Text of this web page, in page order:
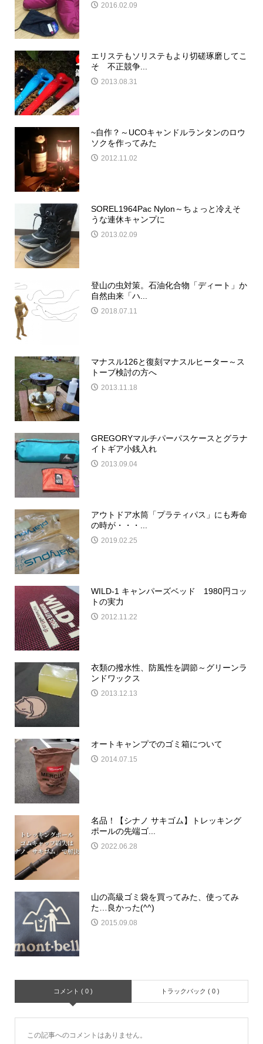
2016.02.09
エリステもソリステもより切磋琢磨してこ
そ 不正競争...
2013.08.31
~自作？～UCOキャンドルランタンのロウ
ソクを作ってみた
2012.11.02
SOREL1964Pac Nylon～ちょっと冷えそ
うな連休キャンプに
2013.02.09
登山の虫対策。石油化合物「ディート」か
自然由来「ハ...
2018.07.11
マナスル126と復刻マナスルヒーター～ス
トーブ検討の方へ
2013.11.18
GREGORYマルチパーパスケースとグラナ
イトギア小銭入れ
2013.09.04
アウトドア水筒「プラティパス」にも寿命
の時が・・・...
2019.02.25
WILD-1 キャンパーズベッド 1980円コッ
トの実力
2012.11.22
衣類の撥水性、防風性を調節～グリーンラ
ンドワックス
2013.12.13
オートキャンプでのゴミ箱について
2014.07.15
名品！【シナノ サキゴム】トレッキング
ポールの先端ゴ...
2022.06.28
山の高級ゴミ袋を買ってみた、使ってみ
た…良かった(^^)
2015.09.08
コメント ( 0 ) トラックバック ( 0 )
この記事へのコメントはありません。